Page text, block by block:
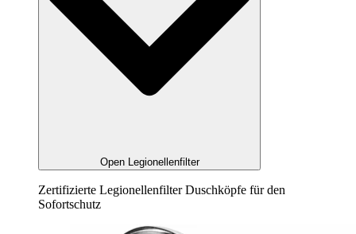
Open Legionellenfilter
Zertifizierte Legionellenfilter Duschköpfe für den
Sofortschutz